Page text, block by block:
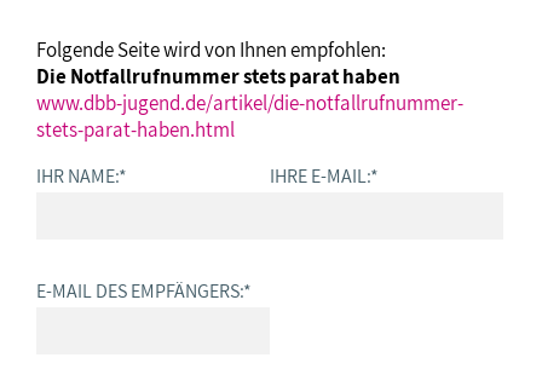
Folgende Seite wird von Ihnen empfohlen:
Die Notfallrufnummer stets parat haben
www.dbb-jugend.de/artikel/die-notfallrufnummer-
stets-parat-haben.html
IHR NAME:* IHRE E-MAIL:*
E-MAIL DES EMPFÄNGERS:*